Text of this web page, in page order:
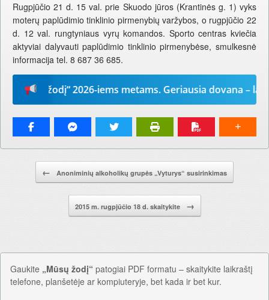
Rugpjūčio 21 d. 15 val. prie Skuodo jūros (Krantinės g. 1) vyks
moterų paplūdimio tinklinio pirmenybių varžybos, o rugpjūčio 22
d. 12 val. rungtyniaus vyrų komandos. Sporto centras kviečia
aktyviai dalyvauti paplūdimio tinklinio pirmenybėse, smulkesnė
informacija tel. 8 687 36 685.
žodį“ 2026-iems metams. Geriausia dovana –
Pranešimo navigacija.
← Anoniminių alkoholikų grupės „Vyturys“ susirinkimas
2015 m. rugpjūčio 18 d. skaitykite →
Gaukite „Mūsų žodį“ patogiai PDF formatu – skaitykite laikraštį
telefone, planšetėje ar kompiuteryje, bet kada ir bet kur.